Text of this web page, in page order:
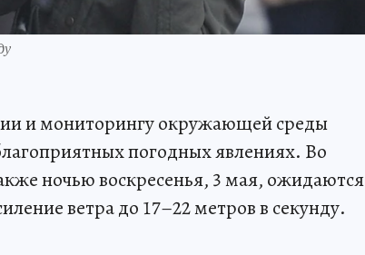
и мониторингу окружающей среды
погодных явлениях. Во
ночью воскресенья, 3 мая, ожидаются
ветра до 17–22 метров в секунду.